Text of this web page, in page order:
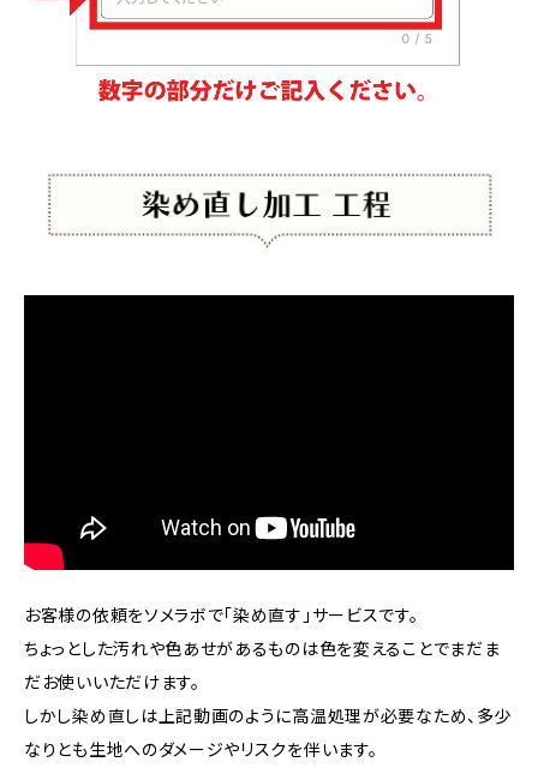
お客様の依頼をソメラボで「染め直す」サービスです。
ちょっとした汚れや色あせがあるものは色を変えることでまだま
だお使いいただけます。
しかし染め直しは上記動画のように高温処理が必要なため、多少
なりとも生地へのダメージやリスクを伴います。